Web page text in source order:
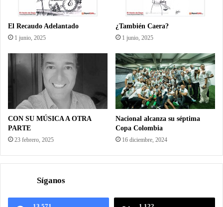
El Recaudo Adelantado
1 junio, 2025
¿También Caera?
1 junio, 2025
CON SU MÚSICA A OTRA
PARTE
23 febrero, 2025
Nacional alcanza su séptima
Copa Colombia
16 diciembre, 2024
Síganos